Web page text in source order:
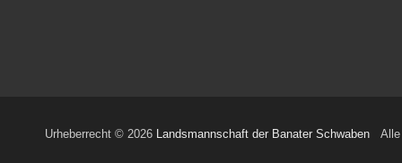
Urheberrecht © 2026 Landsmannschaft der Banater Schwaben Alle